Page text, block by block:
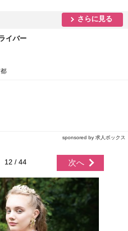
さらに見る
イバー
sponsored by 求人ボックス
12 / 44 次へ